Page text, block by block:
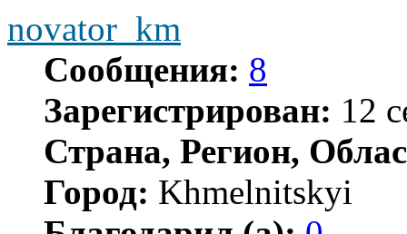
novator_km
Сообщения: 8
Зарегистрирован: 12
Страна, Регион,
Город: Khmelnitskyi